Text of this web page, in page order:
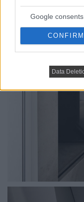
Google consents
CONFIRM
Data